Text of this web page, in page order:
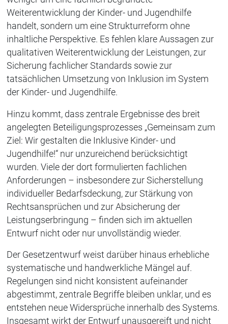
Weiterentwicklung der Kinder- und Jugendhilfe
handelt, sondern um eine Strukturreform ohne
inhaltliche Perspektive. Es fehlen klare Aussagen zur
qualitativen Weiterentwicklung der Leistungen, zur
Sicherung fachlicher Standards sowie zur
tatsächlichen Umsetzung von Inklusion im System
der Kinder- und Jugendhilfe.
Hinzu kommt, dass zentrale Ergebnisse des breit
angelegten Beteiligungsprozesses „Gemeinsam zum
Ziel: Wir gestalten die Inklusive Kinder- und
Jugendhilfe!“ nur unzureichend berücksichtigt
wurden. Viele der dort formulierten fachlichen
Anforderungen – insbesondere zur Sicherstellung
individueller Bedarfsdeckung, zur Stärkung von
Rechtsansprüchen und zur Absicherung der
Leistungserbringung – finden sich im aktuellen
Entwurf nicht oder nur unvollständig wieder.
Der Gesetzentwurf weist darüber hinaus erhebliche
systematische und handwerkliche Mängel auf.
Regelungen sind nicht konsistent aufeinander
abgestimmt, zentrale Begriffe bleiben unklar, und es
entstehen neue Widersprüche innerhalb des Systems.
Insgesamt wirkt der Entwurf unausgereift und nicht